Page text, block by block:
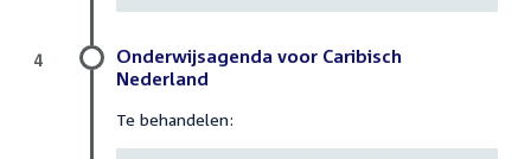
Onderwijsagenda voor Caribisch
Nederland
Te behandelen:
4